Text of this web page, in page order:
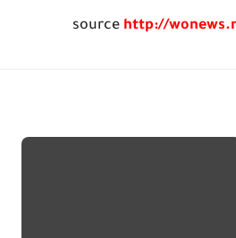
source http://